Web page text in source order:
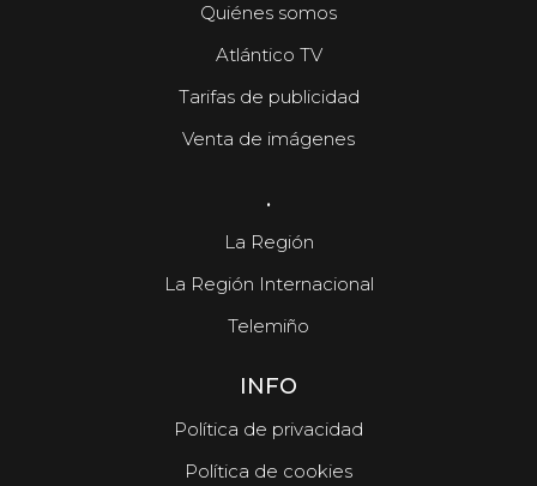
Quiénes somos
Atlántico TV
Tarifas de publicidad
Venta de imágenes
.
La Región
La Región Internacional
Telemiño
INFO
Política de privacidad
Política de cookies